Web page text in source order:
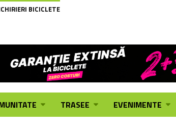
BICICLETE
TRASEE EVENIMENTE